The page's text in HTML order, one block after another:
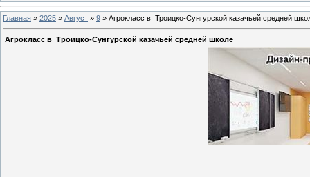
Главная » 2025 » Август » 9 » Агрокласс в Троицко-Сунгурской казачьей средней
Агрокласс в Троицко-Сунгурской казачьей средней школе